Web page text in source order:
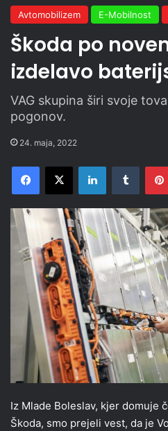
Avtomobilizem E-Mobilnost
Škoda po
izdelavo
VAG skupina širi svoje
pogonov.
24. maja, 2022
Facebook
X LinkedInTumblr
Iz Mlade Boleslav, kjer domuje
Škoda, smo prejeli vest, da je